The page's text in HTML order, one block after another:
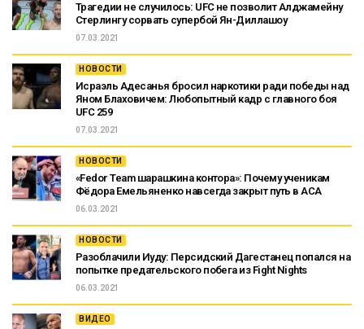
Трагедии не случилось: UFC не позволит Алджамейну
Стерлингу сорвать супербой Ян-Диллашоу
07.03.2021
НОВОСТИ
Исраэль Адесанья бросил наркотики ради победы над
Яном Блаховичем: Любопытный кадр с главного боя
UFC 259
07.03.2021
НОВОСТИ
«Fedor Team шарашкина контора»: Почему ученикам
Фёдора Емельяненко навсегда закрыт путь в ACA
06.03.2021
НОВОСТИ
Разоблачили Иуду: Персидский Дагестанец попался на
попытке предательского побега из Fight Nights
06.03.2021
ВИДЕО